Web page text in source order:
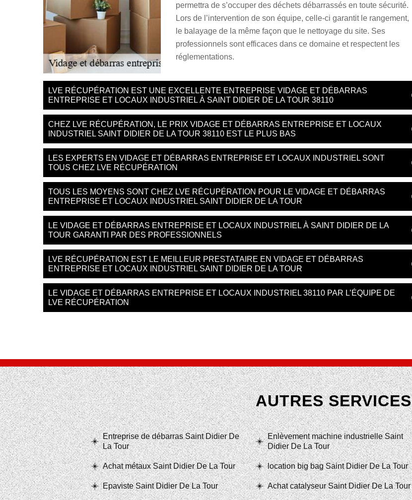
permettra de s’occuper des déchets débarrassés en toute sécurité.
Lors de l’intervention de son équipe, celle-ci garantit le rangement,
le balayage de la même façon que le nettoyage du site. Ses
professionnels sont efficaces dans ce domaine et respectent les
réglementations.
LVE RÉCUPÉRATION EST UNE EXCELLENTE ENTREPRISE VIDAGE ET DÉBARRAS
ENTREPRISE ET LOCAUX INDUSTRIEL À SAINT DIDIER DE LA TOUR 38110
CHEZ LVE RÉCUPÉRATION, LE PRIX VIDAGE ET DÉBARRAS ENTREPRISE ET LOCAUX
INDUSTRIEL SAINT DIDIER DE LA TOUR 38110 EST LE PLUS BAS
LES EXPERTS EN VIDAGE ET DÉBARRAS ENTREPRISE ET LOCAUX INDUSTRIEL SONT
TOUS CHEZ LVE RÉCUPÉRATION
TOUS LES MOYENS SONT CHEZ LVE RÉCUPÉRATION POUR LE VIDAGE ET DÉBARRAS
ENTREPRISE ET LOCAUX INDUSTRIEL SAINT DIDIER DE LA TOUR
LE VIDAGE ET DÉBARRAS ENTREPRISE ET LOCAUX INDUSTRIEL À SAINT DIDIER DE LA
TOUR GARANTI PAR DES PROFESSIONNELS
LVE RÉCUPÉRATION EST LE MEILLEUR PRESTATAIRE EN VIDAGE ET DÉBARRAS
ENTREPRISE ET LOCAUX INDUSTRIEL SAINT DIDIER DE LA TOUR
LE VIDAGE ET DÉBARRAS ENTREPRISE ET LOCAUX INDUSTRIEL 38110 PAR L’ÉQUIPE DE
LVE RÉCUPÉRATION
AUTRES SERVICES
Entreprise de débarras Saint Didier De
La Tour
Achat métaux Saint Didier De La Tour
Epaviste Saint Didier De La Tour
Enlèvement machine industrielle Saint
Didier De La Tour
location big bag Saint Didier De La Tour
Achat catalyseur Saint Didier De La Tour